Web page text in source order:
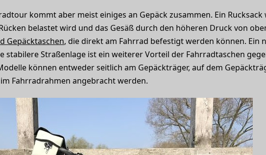
kommt aber meist einiges an Gepäck zusammen. Ein
belastet wird und das Gesäß durch den höheren Druck von
Gepäcktaschen, die direkt am Fahrrad befestigt werden können. Ein
stabilere Straßenlage ist ein weiterer Vorteil der Fahrradtaschen
können entweder seitlich am Gepäckträger, auf dem
Fahrradrahmen angebracht werden.